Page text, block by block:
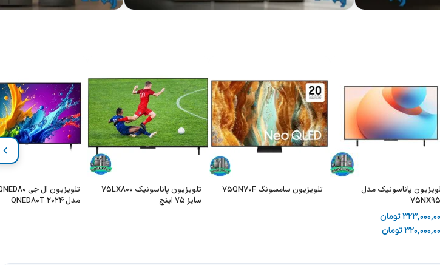
پاناسونیک مدل
تومان
تومان
تلویزیون سامسونگ 75QN70F
تلویزیون پاناسونیک 75LX800
سایز 75 اینچ
مدل 2024 QNED80T